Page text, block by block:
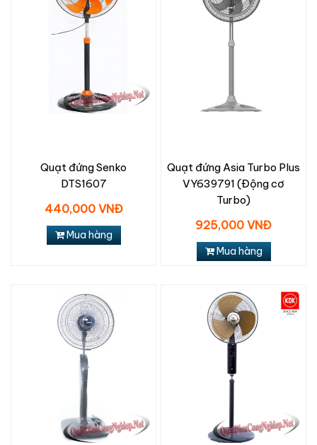
Quạt đứng Senko
DTS1607
440,000 VNĐ
Mua hàng
Quạt đứng Asia Turbo Plus
VY639791 (Động cơ
Turbo)
925,000 VNĐ
Mua hàng